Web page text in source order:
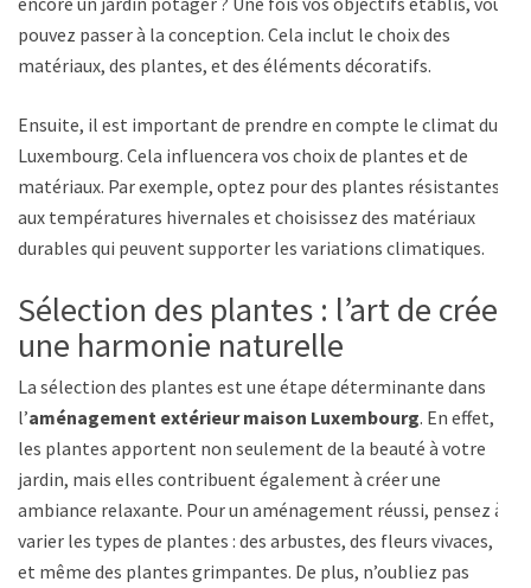
pouvez passer à la conception. Cela inclut le choix des
matériaux, des plantes, et des éléments décoratifs.
Ensuite, il est important de prendre en compte le climat du
Luxembourg. Cela influencera vos choix de plantes et de
matériaux. Par exemple, optez pour des plantes résistantes
aux températures hivernales et choisissez des matériaux
durables qui peuvent supporter les variations climatiques.
Sélection des plantes : l’art de créer
une harmonie naturelle
La sélection des plantes est une étape déterminante dans
l’aménagement extérieur maison Luxembourg. En effet,
les plantes apportent non seulement de la beauté à votre
jardin, mais elles contribuent également à créer une
ambiance relaxante. Pour un aménagement réussi, pensez à
varier les types de plantes : des arbustes, des fleurs vivaces,
et même des plantes grimpantes. De plus, n’oubliez pas